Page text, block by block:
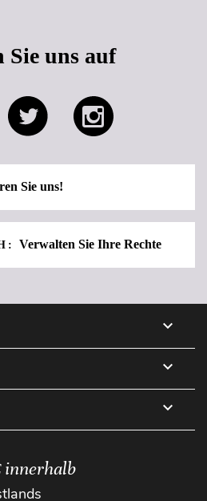
Sie uns auf
Sie uns!
Verwalten Sie Ihre Rechte



innerhalb